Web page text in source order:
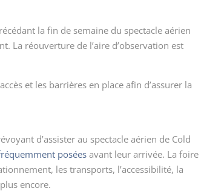
la fin de semaine du spectacle aérien
La réouverture de l’aire d’observation est
et les barrières en place afin d’assurer la
d’assister au spectacle aérien de Cold
posées avant leur arrivée. La foire
les transports, l’accessibilité, la
encore.